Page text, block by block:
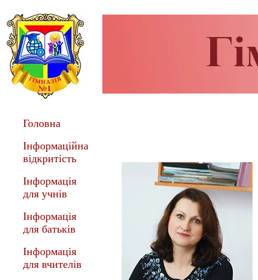
Головна
Інформаційна
відкритість
Інформація
для учнів
Інформація
для батьків
Інформація
для вчителів